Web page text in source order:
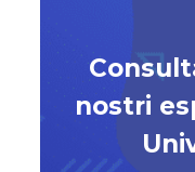
nostri